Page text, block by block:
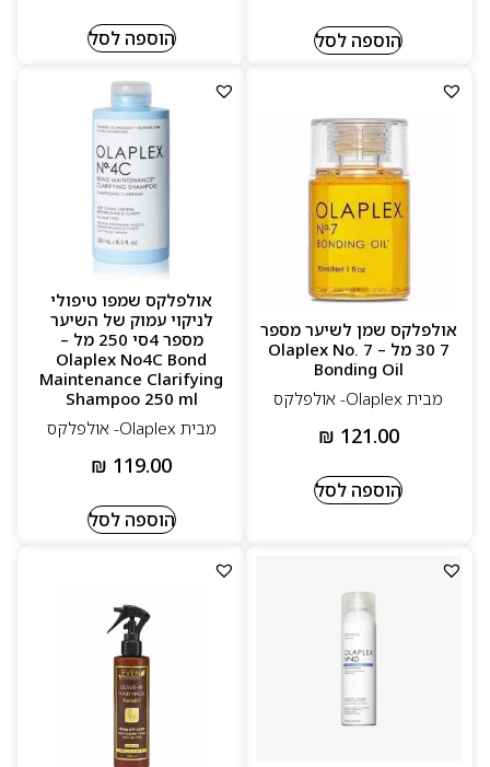
הוספה לסל הוספה לסל
אולפלקס שמן לשיער מספר
7 30 מל – Olaplex No. 7
Bonding Oil
מבית Olaplex- אולפלקס
₪ 121.00
הוספה לסל
אולפלקס שמפו טיפולי
לניקוי עמוק של השיער
מספר 4סי 250 מל –
Olaplex No4C Bond
Maintenance Clarifying
Shampoo 250 ml
מבית Olaplex- אולפלקס
₪ 119.00
הוספה לסל